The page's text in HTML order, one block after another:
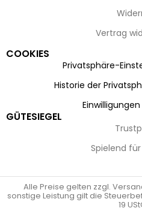
Vertrag
COOKIES
Privatsphäre-
Historie der
GÜTESIEGEL
Spielend
Alle Preise gelten zzgl.
sonstige Leistung gilt die
19